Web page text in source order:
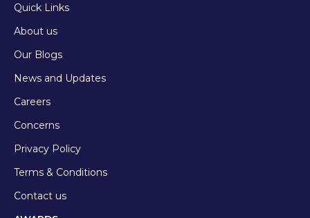
Quick Links
About us
Our Blogs
News and Updates
Careers
Concerns
Privacy Policy
Terms & Conditions
Contact us